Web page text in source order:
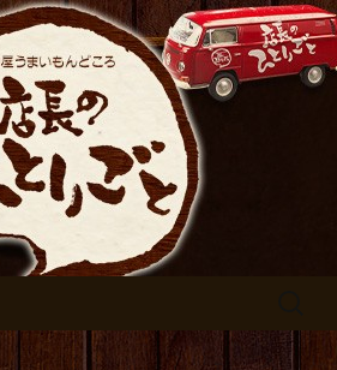
の居酒屋【店長の
のブログ
古屋めしがおすすめで